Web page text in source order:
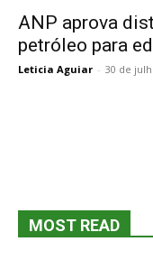
ANP aprova
petróleo para
Leticia Aguiar - 30 de
MOST READ